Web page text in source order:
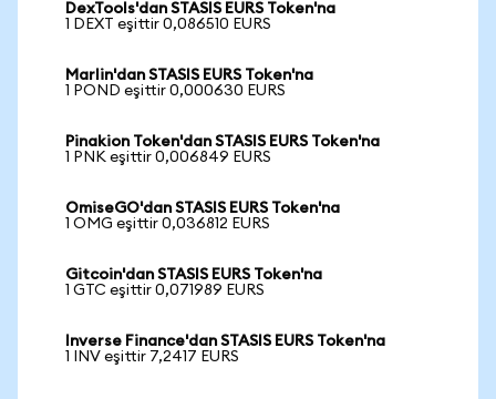
DexTools'dan STASIS EURS Token'na
1 DEXT eşittir 0,086510 EURS
Marlin'dan STASIS EURS Token'na
1 POND eşittir 0,000630 EURS
Pinakion Token'dan STASIS EURS Token'na
1 PNK eşittir 0,006849 EURS
OmiseGO'dan STASIS EURS Token'na
1 OMG eşittir 0,036812 EURS
Gitcoin'dan STASIS EURS Token'na
1 GTC eşittir 0,071989 EURS
Inverse Finance'dan STASIS EURS Token'na
1 INV eşittir 7,2417 EURS